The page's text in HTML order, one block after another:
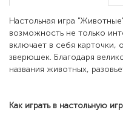
Настольная игра
возможность не только
включает в себя
зверюшек. Благодаря
названия животных,
Как играть в настольную